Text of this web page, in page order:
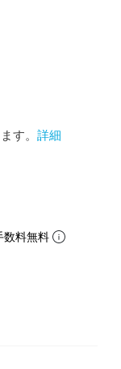
す。詳細
数料無料